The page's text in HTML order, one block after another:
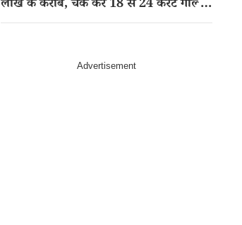
लाख के करीब, चेक करें 18 से 24 कैरेट गोल्ड
का रेट